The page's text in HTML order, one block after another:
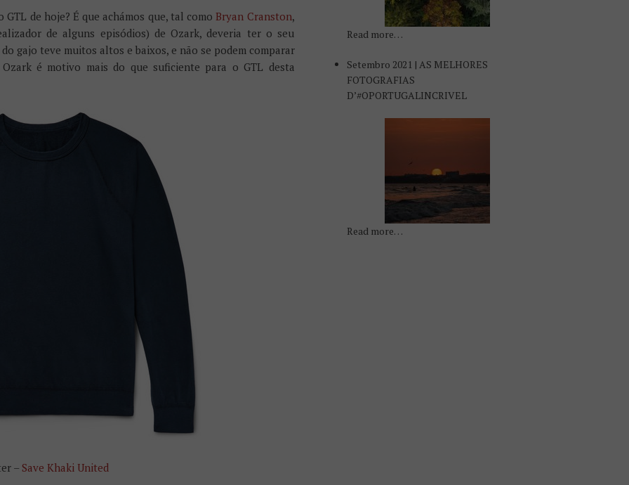
de hoje? É que achámos que, tal comoBryan Cranston,
de alguns episódios) de Ozark, deveria ter o seu
gajo teve muitos altos e baixos, e não se podem comparar
é motivo mais do que suficiente para o GTL desta
– Save Khaki United
Read more…
Setembro 2021 | AS MELHORES
FOTOGRAFIAS
D’#OPORTUGALINCRIVEL
Read more…